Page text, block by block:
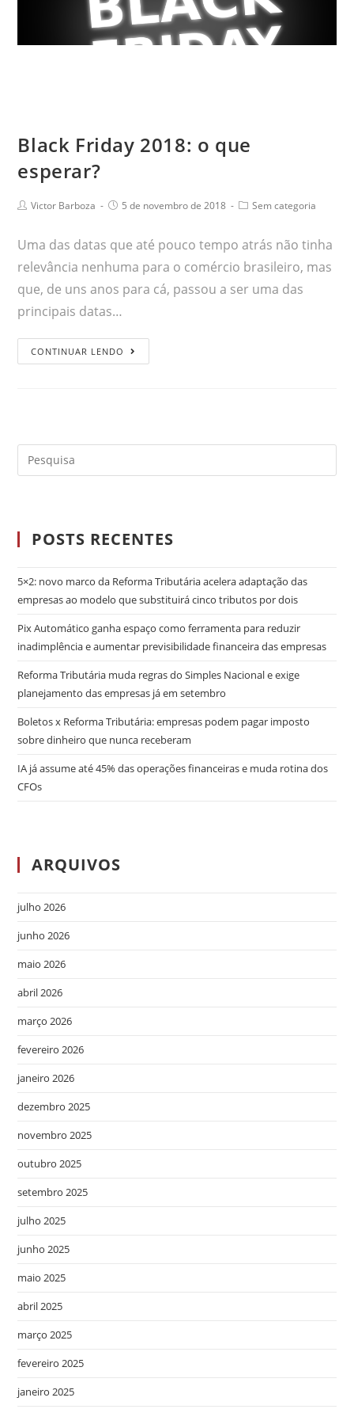
Black Friday 2018: o que
esperar?
Victor Barboza 5 de novembro de 2018 Sem categoria
Uma das datas que até pouco tempo atrás não tinha
relevância nenhuma para o comércio brasileiro, mas
que, de uns anos para cá, passou a ser uma das
principais datas…
CONTINUAR LENDO
POSTS RECENTES
5×2: novo marco da Reforma Tributária acelera adaptação das
empresas ao modelo que substituirá cinco tributos por dois
Pix Automático ganha espaço como ferramenta para reduzir
inadimplência e aumentar previsibilidade financeira das empresas
Reforma Tributária muda regras do Simples Nacional e exige
planejamento das empresas já em setembro
Boletos x Reforma Tributária: empresas podem pagar imposto
sobre dinheiro que nunca receberam
IA já assume até 45% das operações financeiras e muda rotina dos
CFOs
ARQUIVOS
julho 2026
junho 2026
maio 2026
abril 2026
março 2026
fevereiro 2026
janeiro 2026
dezembro 2025
novembro 2025
outubro 2025
setembro 2025
julho 2025
junho 2025
maio 2025
abril 2025
março 2025
fevereiro 2025
janeiro 2025